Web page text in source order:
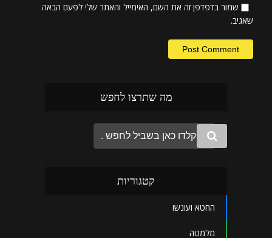
שמור בדפדפן זה את השם, האימייל והאתר שלי לפעם הבאה
שאגיב.
מה שתרצו לחפש
קטגוריות
החטא ועונשו
מלמטה